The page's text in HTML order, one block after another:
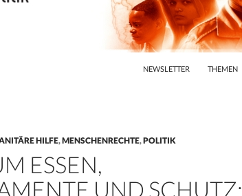
NEWSLETTER
THEMEN
HILFE,MENSCHENRECHTE,POLITIK
ESSEN,
UND SCHUTZ: